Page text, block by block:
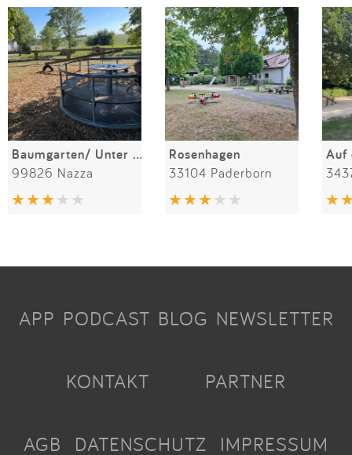
Baumgarten/ Unter den Linden
99826 Nazza
Rosenhagen
33104 Paderborn
Auf
APP PODCAST BLOG NEWSLETTER
KONTAKT PARTNER
AGB DATENSCHUTZ IMPRESSUM